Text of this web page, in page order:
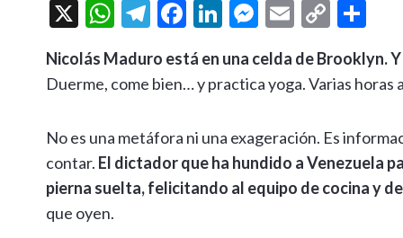
X
W
at
s
A
p
p
T
e
gr
a
m
F
e
b
o
o
k
Li
ke
dI
n
M
se
n
g
er
E
ai
l
C
p
y
Li
n
k
m
p
ar
ti
r
Nicolás Maduro está en una celda de Brooklyn.
Duerme, come bien… y practica yoga. Varias horas
No es una metáfora ni una exageración. Es
contar. El dictador que ha hundido a Venezuela
pierna suelta, felicitando al equipo de cocina y
que oyen.